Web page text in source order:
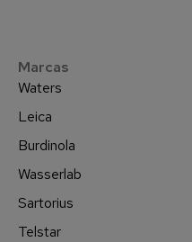
Marcas
Waters
Leica
Burdinola
Wasserlab
Sartorius
Telstar